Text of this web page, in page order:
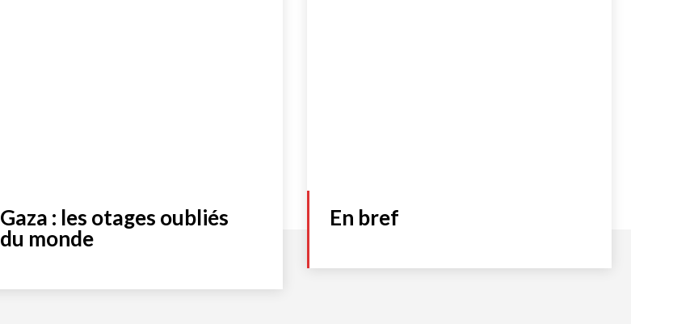
Gaza : les otages oubliés
du monde
En bref